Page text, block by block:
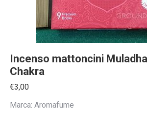
Incenso mattoncini
Chakra
€3,00
Marca: Aromafume